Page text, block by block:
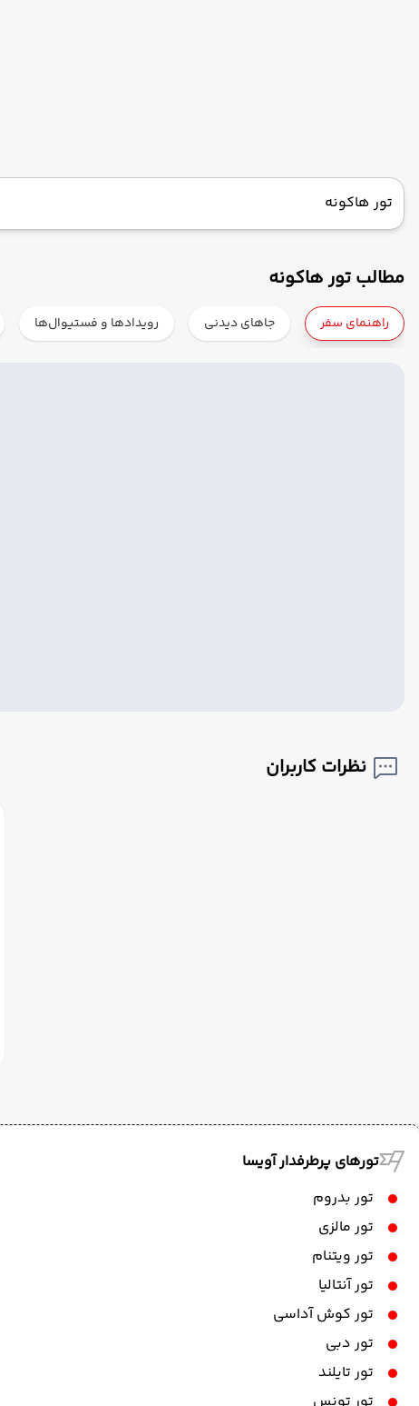
تور هاکونه
مطالب تور هاکونه
راهنمای سفر جاهای دیدنی رویدادها و فستیوال‌ها
نظرات کاربران
تورهای پرطرفدار آویسا
تور بدروم
تور مالزی
تور ویتنام
تور آنتالیا
تور کوش آداسی
تور دبی
تور تایلند